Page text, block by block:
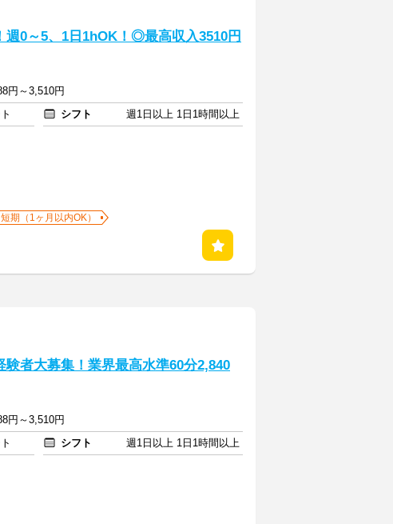
週0～5、1日1hOK！◎最高収入3510円
円～3,510円
シフト
週1日以上 1日1時間以上
短期（1ヶ月以内OK）
験者大募集！業界最高水準60分2,840
円～3,510円
シフト
週1日以上 1日1時間以上